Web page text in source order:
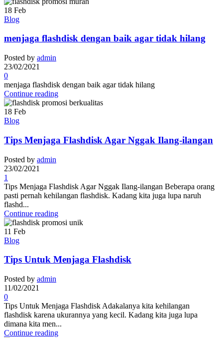
18 Feb
Blog
menjaga flashdisk dengan baik agar tidak hilang
Posted by admin
23/02/2021
0
menjaga flashdisk dengan baik agar tidak hilang
Continue reading
18 Feb
Blog
Tips Menjaga Flashdisk Agar Nggak Ilang-ilangan
Posted by admin
23/02/2021
1
Tips Menjaga Flashdisk Agar Nggak Ilang-ilangan Beberapa orang
pasti pernah kehilangan flashdisk. Kadang kita juga lupa naruh
flashd...
Continue reading
11 Feb
Blog
Tips Untuk Menjaga Flashdisk
Posted by admin
11/02/2021
0
Tips Untuk Menjaga Flashdisk Adakalanya kita kehilangan
flashdisk karena ukurannya yang kecil. Kadang kita juga lupa
dimana kita men...
Continue reading